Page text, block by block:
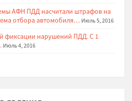
АФН ПДД насчитали штрафов на
отбора автомобиля… Июль 5, 2016
фиксации нарушений ПДД. С 1
Июль 4, 2016